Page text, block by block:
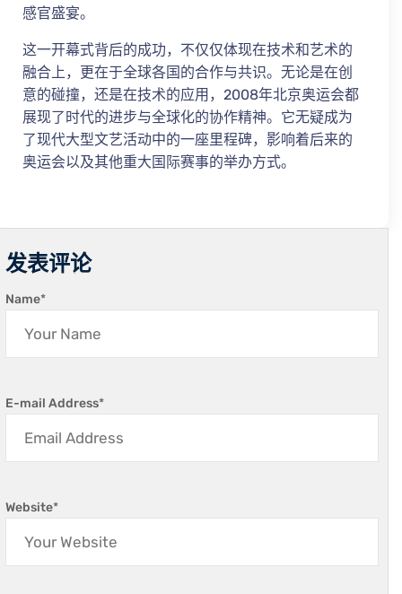
感官盛宴。
这一开幕式背后的成功，不仅仅体现在技术和艺术的
融合上，更在于全球各国的合作与共识。无论是在创
意的碰撞，还是在技术的应用，2008年北京奥运会都
展现了时代的进步与全球化的协作精神。它无疑成为
了现代大型文艺活动中的一座里程碑，影响着后来的
奥运会以及其他重大国际赛事的举办方式。
发表评论
Name*
E-mail Address*
Website*